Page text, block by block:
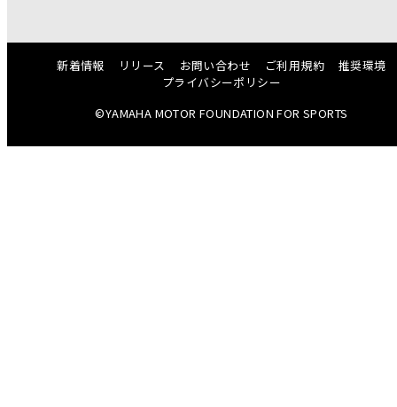
新着情報 リリース お問い合わせ ご利用規約
推奨環境
プライバシーポリシー
©YAMAHA MOTOR FOUNDATION FOR SPORTS